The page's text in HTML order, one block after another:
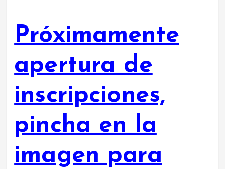
Próximamente
apertura de
inscripciones,
pincha en la
imagen para